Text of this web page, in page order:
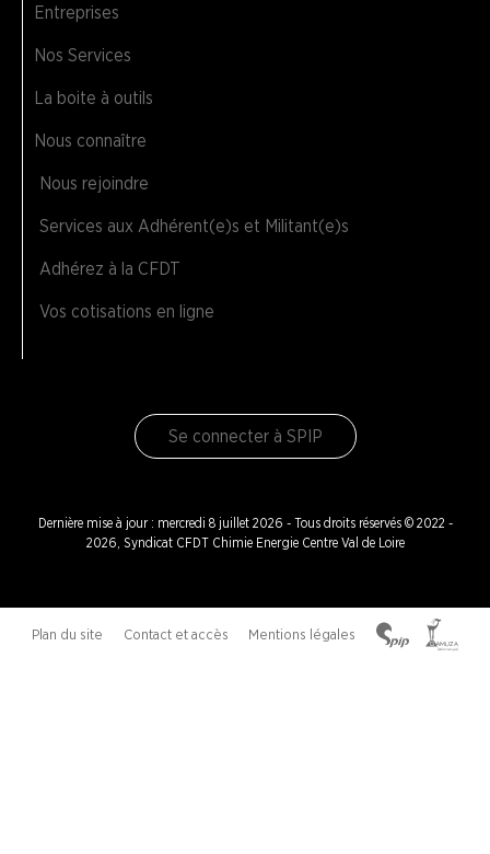
Entreprises
Nos Services
La boite à outils
Nous connaître
Nous rejoindre
Services aux Adhérent(e)s et Militant(e)s
Adhérez à la CFDT
Vos cotisations en ligne
Se connecter à SPIP
Dernière mise à jour : mercredi 8 juillet 2026 - Tous droits réservés © 2022 -
2026, Syndicat CFDT Chimie Energie Centre Val de Loire
Plan du site Contact et accès Mentions légales